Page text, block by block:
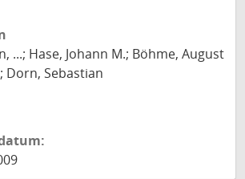
...; Hase, Johann M.; Böhme, August
Dorn, Sebastian